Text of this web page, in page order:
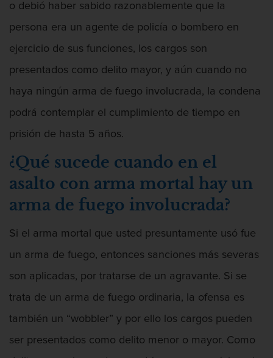
o debió haber sabido razonablemente que la
persona era un agente de policía o bombero en
ejercicio de sus funciones, los cargos son
presentados como delito mayor, y aún cuando no
haya ningún arma de fuego involucrada, la condena
podrá contemplar el cumplimiento de tiempo en
prisión de hasta 5 años.
¿Qué sucede cuando en el
asalto con arma mortal hay un
arma de fuego involucrada?
Si el arma mortal que usted presuntamente usó fue
un arma de fuego, entonces sanciones más severas
son aplicadas, por tratarse de un agravante. Si se
trata de un arma de fuego ordinaria, la ofensa es
también un “wobbler” y por ello los cargos pueden
ser presentados como delito menor o mayor. Como